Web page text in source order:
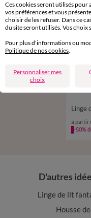
à partir
-50%
D'autres
Linge de lit
Housse
Ces cookies seront utilisés
vos préférences et vous
choisir de les refuser. Dans ce
du site seront utilisés. Vos choix
Pour plus d'informations ou
Politique de nos cookies
Personnaliser mes
choix